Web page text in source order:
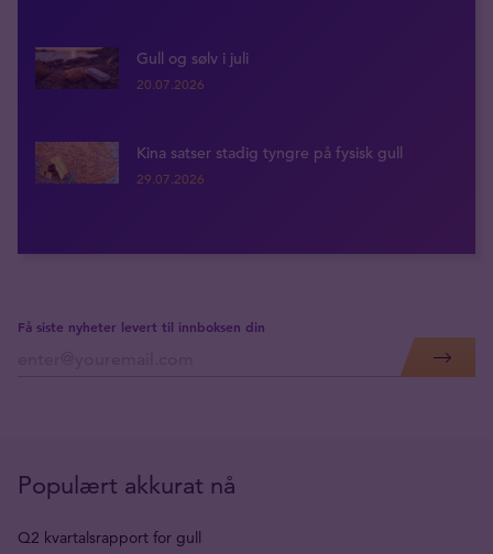
Gull og sølv i juli
20.07.2026
Kina satser stadig tyngre på fysisk gull
29.07.2026
Få siste nyheter levert til innboksen din
Populært akkurat nå
Q2 kvartalsrapport for gull